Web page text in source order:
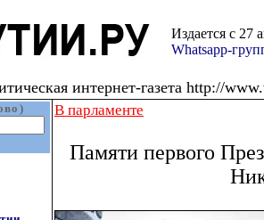
Издается с 27
Whatsapp-
интернет-газета http://
В парламенте
Памяти первого